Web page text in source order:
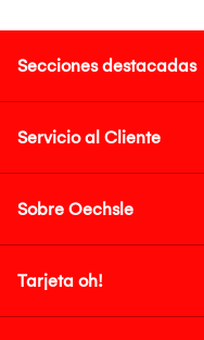
Secciones destacadas
Servicio al Cliente
Sobre Oechsle
Tarjeta oh!